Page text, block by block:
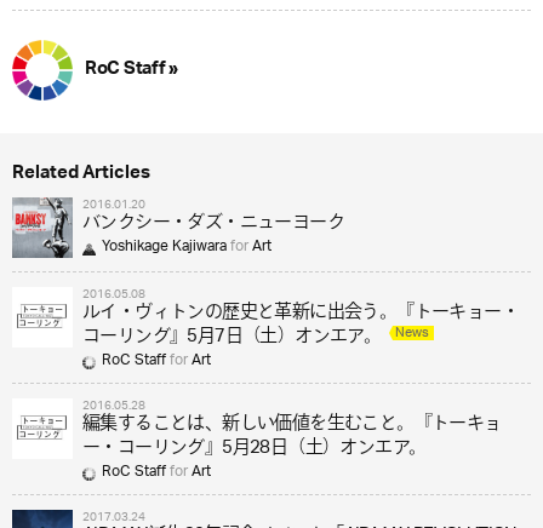
RoC Staff »
Related Articles
2016.01.20
バンクシー・ダズ・ニューヨーク
Yoshikage KajiwaraforArt
2016.05.08
ルイ・ヴィトンの歴史と革新に出会う。『トーキョー・
コーリング』5月7日（土）オンエア。 News
RoC StaffforArt
2016.05.28
編集することは、新しい価値を生むこと。『トーキョ
ー・コーリング』5月28日（土）オンエア。
RoC StaffforArt
2017.03.24